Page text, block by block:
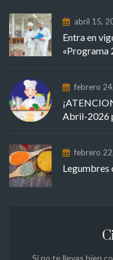
abril 15,
Entra en
«Programa
febrero
Abril-2026
febrero
Legumbres
Si no te llevas bien